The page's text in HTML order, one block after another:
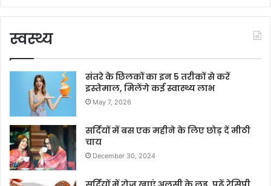
स्वस्थ्य
संतरे के छिलकों का इन 5 तरीकों से करें
इस्तेमाल, मिलेंगे कई स्वास्थ्य लाभ
May 7, 2026
सर्दियों में बस एक महीने के लिए छोड़ दें मीठी
चाय
December 30, 2024